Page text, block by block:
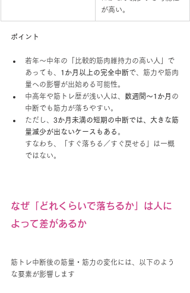
が高い。
ポイント
若年〜中年の「比較的筋肉維持力の高い人」で
あっても、 1か月以上の完全中断で、筋力や筋肉
量への影響が出始める可能性。
中高年や筋トレ歴が浅い人は、 数週間〜1か月 の
中断でも筋力が落ちやすい。
ただし、 3か月未満の短期の中断では、大きな筋
量減少が出ないケースもある 。
すなわち、「すぐ落ちる／すぐ戻せる」は一概
ではない。
なぜ「どれくらいで落ちるか」は人に
よって差があるか
筋トレ中断後の筋量・筋力の変化には、以下のよう
な要素が影響します